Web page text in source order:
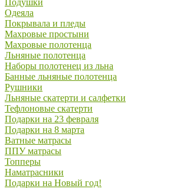
Подушки
Одеяла
Покрывала и пледы
Махровые простыни
Махровые полотенца
Льняные полотенца
Наборы полотенец из льна
Банные льняные полотенца
Рушники
Льняные скатерти и салфетки
Тефлоновые скатерти
Подарки на 23 февраля
Подарки на 8 марта
Ватные матрасы
ППУ матрасы
Топперы
Наматрасники
Подарки на Новый год!